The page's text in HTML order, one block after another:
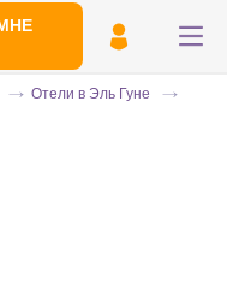
Отели в Эль Гуне